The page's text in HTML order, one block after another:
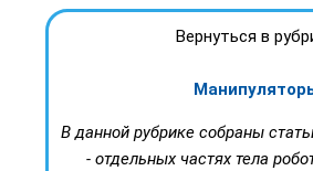
Вернуться в
В данной рубрике собраны
- отдельных частях тела